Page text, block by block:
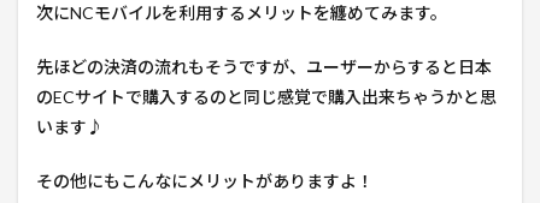
次にNCモバイルを利用するメリットを纏めてみます。
先ほどの決済の流れもそうですが、ユーザーからすると日本
のECサイトで購入するのと同じ感覚で購入出来ちゃうかと思
います♪
その他にもこんなにメリットがありますよ！